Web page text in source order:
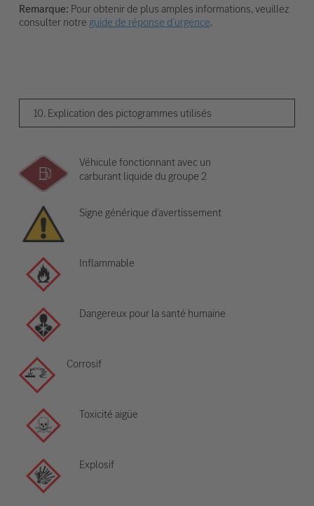
Remarque: Pour obtenir de plus amples informations, veuillez
consulter notre guide de réponse d’urgence.
10. Explication des pictogrammes utilisés
Véhicule fonctionnant avec un
carburant liquide du groupe 2
Signe générique d’avertissement
Inflammable
Dangereux pour la santé humaine
Corrosif
Toxicité aigüe
Explosif